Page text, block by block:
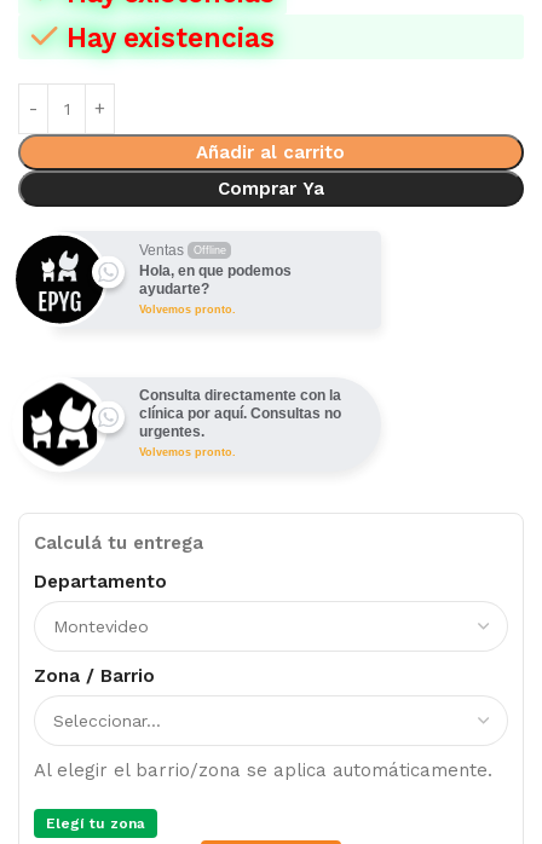
Hay existencias
Añadir al carrito
Comprar Ya
Ventas Offline
Hola, en que podemos
ayudarte?
Volvemos pronto.
Consulta directamente con la
clínica por aquí. Consultas no
urgentes.
Volvemos pronto.
Calculá tu entrega
Departamento
Zona / Barrio
Al elegir el barrio/zona se aplica automáticamente.
Elegí tu zona